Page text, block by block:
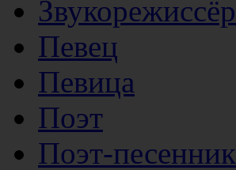
Звукорежиссёр
Певец
Певица
Поэт
Поэт-песенник